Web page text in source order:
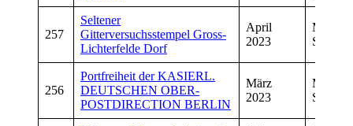
257
Seltener
Gitterversuchsstempel Gross-
Lichterfelde Dorf
April
2023
256
Portfreiheit der KASIERL.
DEUTSCHEN OBER-
POSTDIRECTION BERLIN
März
2023